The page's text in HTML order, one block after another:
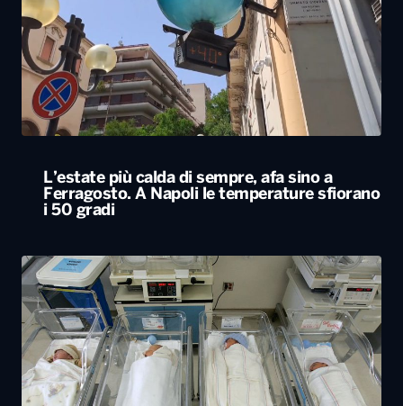
L’estate più calda di sempre, afa sino a
Ferragosto. A Napoli le temperature sfiorano
i 50 gradi